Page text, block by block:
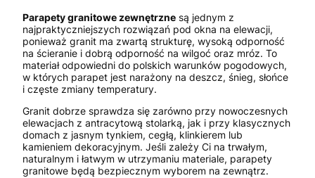
Parapety granitowe zewnętrzne są jednym z
najpraktyczniejszych rozwiązań pod okna na elewacji,
ponieważ granit ma zwartą strukturę, wysoką odporność
na ścieranie i dobrą odporność na wilgoć oraz mróz. To
materiał odpowiedni do polskich warunków pogodowych,
w których parapet jest narażony na deszcz, śnieg, słońce
i częste zmiany temperatury.
Granit dobrze sprawdza się zarówno przy nowoczesnych
elewacjach z antracytową stolarką, jak i przy klasycznych
domach z jasnym tynkiem, cegłą, klinkierem lub
kamieniem dekoracyjnym. Jeśli zależy Ci na trwałym,
naturalnym i łatwym w utrzymaniu materiale, parapety
granitowe będą bezpiecznym wyborem na zewnątrz.